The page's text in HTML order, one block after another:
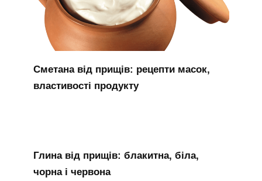
Сметана від прищів: рецепти масок,
властивості продукту
Глина від прищів: блакитна, біла,
чорна і червона